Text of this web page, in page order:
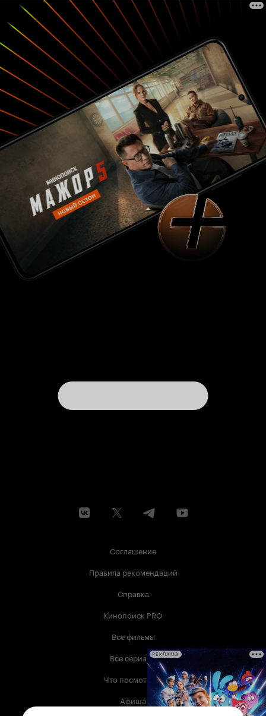
сканирования собственного мозга, чтобы
получить схему нейросетевой карты
искусственного интеллекта создаваемого
существа. Закадровое повествование ведётся
от лица андроида, которого Уолтер зовёт
просто - Пазлхэд. Имя «Голова-головоломка»
вполне символично, если во время просмотра
всё время помнить, что именно от лица
творения учёного ведётся рассказ. Это крайне
удачное решение, потому что позволяет
зрителю быть свидетелем того, как меняется
внутренний мир андроида, первоначально
заполненный человеческим сознанием
Уолтера. Первый же контакт с внешним миром
позволил Пазлхэду сделать главный вывод -
люди не совершенны. И он напрямую говорит
об этом своему создателю: «Ну и что, что я не
человек. Я намного лучше!» Подобное
заявление заставляет Уолтера насторожиться,
тем более, что именно в это время в жизни
учёного появляется молодая девушка Джулия
(Робби Шапиро). Гормоны человека и эмоции
андроида вступают в противоречие, и
начинается противостояние двух одинаковых
внешне, но абсолютно разных внутренне
Уолтеров. И это тоже кране удачная идея
детали для узнавания андроида и человека. На
этом фоне поведение Джулии смотрится
своеобразным катализатором, проявляющим
истинную сущность верховенствующего
Пытаясь предоставить Пазлхэду всю
информацию, которая, по мнению Уолтера,
постепенно становится интерактивной
способностями, которые сами по себе
сознательным существом с эмоциями, с
отсутствием чувства смертности. А мы хорошо
Соглашение
Правила рекомендаций
Справка
Кинопоиск PRO
Все фильмы
Все сериалы
Что посмотреть
Афиша
РЕКЛАМА